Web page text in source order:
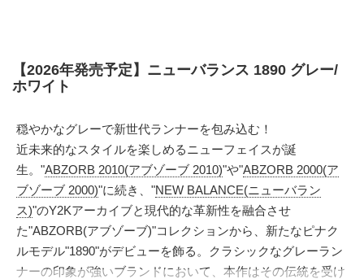
【2026年発売予定】ニューバランス 1890 グレー/
ホワイト
穏やかなグレーで新世代ランナーを包み込む！
近未来的なスタイルを楽しめるニューフェイスが誕
生。"ABZORB 2010(アブゾーブ 2010)"や"ABZORB 2000(ア
ブゾーブ 2000)"に続き、"NEW BALANCE(ニューバラン
ス)"のY2Kアーカイブと現代的な革新性を融合させ
た"ABZORB(アブゾーブ)"コレクションから、新たなピナク
ルモデル"1890"がデビューを飾る。クラシックなグレーラン
ナーの印象が強いブランドにおいて、本作はその伝統を受け